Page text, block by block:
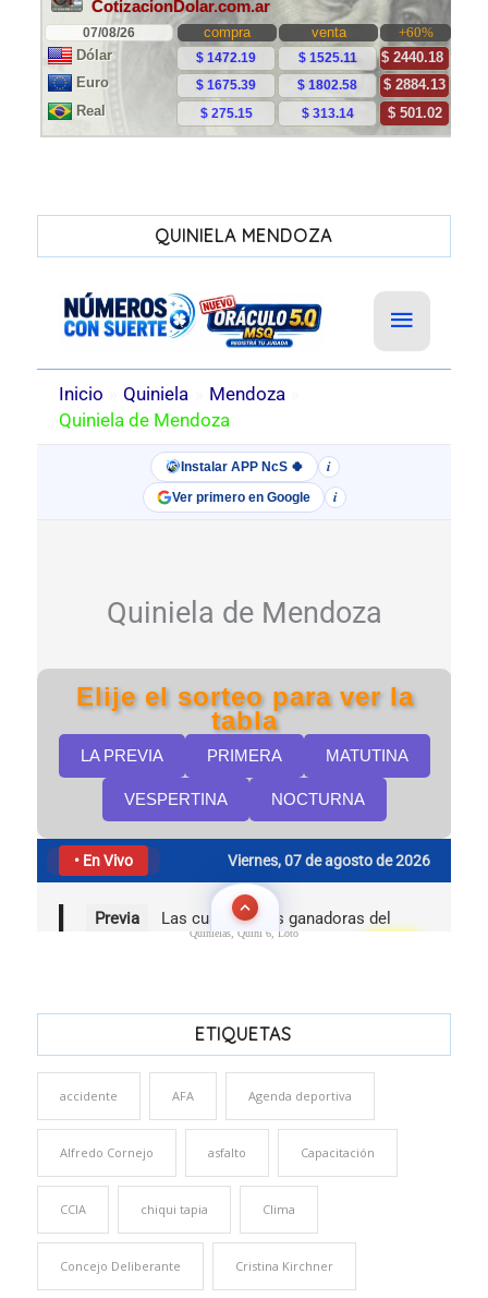
QUINIELA MENDOZA
Quinielas, Quini 6, Loto
ETIQUETAS
accidente AFA Agenda deportiva
Alfredo Cornejo asfalto Capacitación
CCIA chiqui tapia Clima
Concejo Deliberante Cristina Kirchner